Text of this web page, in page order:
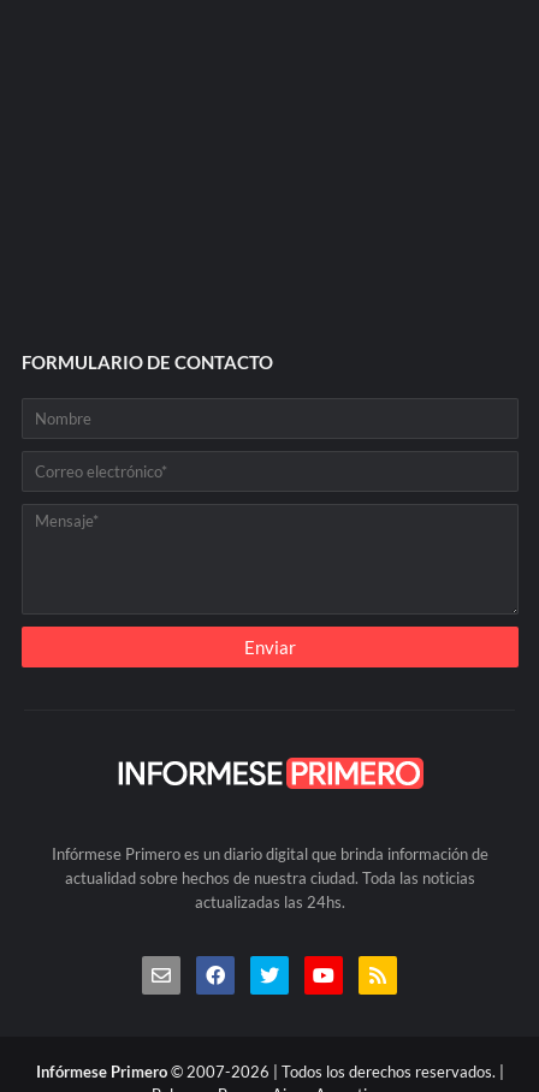
FORMULARIO DE CONTACTO
Infórmese Primero es un diario digital que brinda información de
actualidad sobre hechos de nuestra ciudad. Toda las noticias
actualizadas las 24hs.
Infórmese Primero© 2007-2026 | Todos los derechos reservados. |